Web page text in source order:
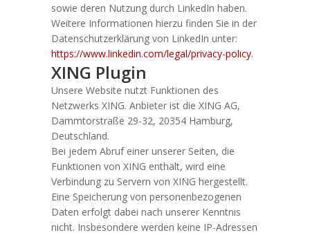
sowie deren Nutzung durch LinkedIn haben.
Weitere Informationen hierzu finden Sie in der
Datenschutzerklärung von LinkedIn unter:
https://www.linkedin.com/legal/privacy-policy.
XING Plugin
Unsere Website nutzt Funktionen des
Netzwerks XING. Anbieter ist die XING AG,
Dammtorstraße 29-32, 20354 Hamburg,
Deutschland.
Bei jedem Abruf einer unserer Seiten, die
Funktionen von XING enthält, wird eine
Verbindung zu Servern von XING hergestellt.
Eine Speicherung von personenbezogenen
Daten erfolgt dabei nach unserer Kenntnis
nicht. Insbesondere werden keine IP-Adressen